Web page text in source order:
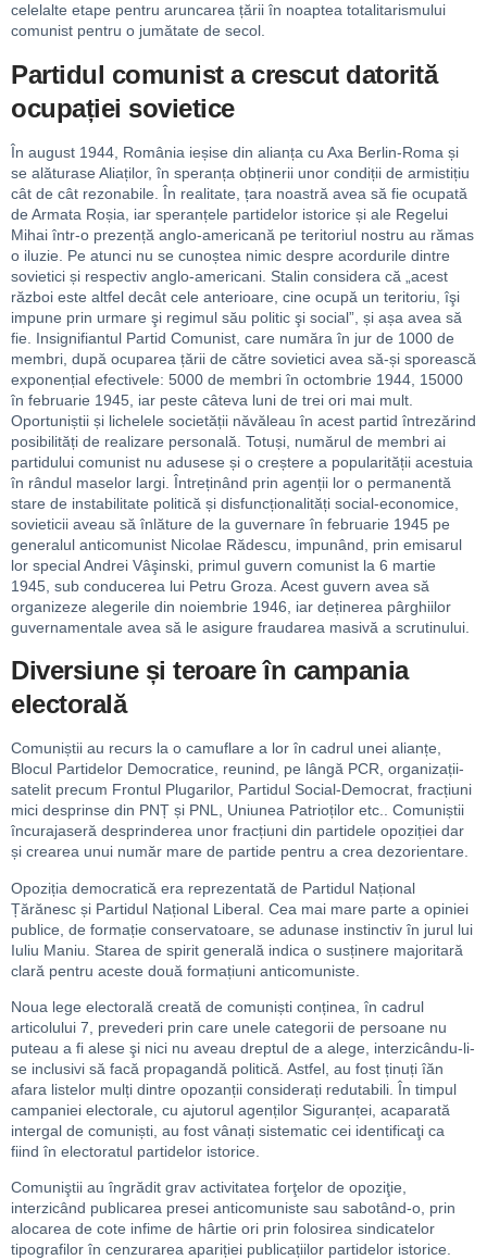
celelalte etape pentru aruncarea țării în noaptea totalitarismului
comunist pentru o jumătate de secol.
Partidul comunist a crescut datorită
ocupației sovietice
În august 1944, România ieșise din alianța cu Axa Berlin-Roma și
se alăturase Aliaților, în speranța obținerii unor condiții de armistițiu
cât de cât rezonabile. În realitate, țara noastră avea să fie ocupată
de Armata Roșia, iar speranțele partidelor istorice și ale Regelui
Mihai într-o prezență anglo-americană pe teritoriul nostru au rămas
o iluzie. Pe atunci nu se cunoștea nimic despre acordurile dintre
sovietici și respectiv anglo-americani. Stalin considera că „acest
război este altfel decât cele anterioare, cine ocupă un teritoriu, îşi
impune prin urmare şi regimul său politic şi social”, și așa avea să
fie. Insignifiantul Partid Comunist, care număra în jur de 1000 de
membri, după ocuparea țării de către sovietici avea să-și sporească
exponențial efectivele: 5000 de membri în octombrie 1944, 15000
în februarie 1945, iar peste câteva luni de trei ori mai mult.
Oportuniștii și lichelele societății năvăleau în acest partid întrezărind
posibilități de realizare personală. Totuși, numărul de membri ai
partidului comunist nu adusese și o creștere a popularității acestuia
în rândul maselor largi. Întreținând prin agenții lor o permanentă
stare de instabilitate politică și disfuncționalități social-economice,
sovieticii aveau să înlăture de la guvernare în februarie 1945 pe
generalul anticomunist Nicolae Rădescu, impunând, prin emisarul
lor special Andrei Vâşinski, primul guvern comunist la 6 martie
1945, sub conducerea lui Petru Groza. Acest guvern avea să
organizeze alegerile din noiembrie 1946, iar deținerea pârghiilor
guvernamentale avea să le asigure fraudarea masivă a scrutinului.
Diversiune și teroare în campania
electorală
Comuniștii au recurs la o camuflare a lor în cadrul unei alianțe,
Blocul Partidelor Democratice, reunind, pe lângă PCR, organizații-
satelit precum Frontul Plugarilor, Partidul Social-Democrat, fracțiuni
mici desprinse din PNȚ și PNL, Uniunea Patrioților etc.. Comuniștii
încurajaseră desprinderea unor fracțiuni din partidele opoziției dar
și crearea unui număr mare de partide pentru a crea dezorientare.
Opoziția democratică era reprezentată de Partidul Național
Țărănesc și Partidul Național Liberal. Cea mai mare parte a opiniei
publice, de formație conservatoare, se adunase instinctiv în jurul lui
Iuliu Maniu. Starea de spirit generală indica o susținere majoritară
clară pentru aceste două formațiuni anticomuniste.
Noua lege electorală creată de comuniști conținea, în cadrul
articolului 7, prevederi prin care unele categorii de persoane nu
puteau a fi alese şi nici nu aveau dreptul de a alege, interzicându-li-
se inclusivi să facă propagandă politică. Astfel, au fost ținuți îăn
afara listelor mulți dintre opozanții considerați redutabili. În timpul
campaniei electorale, cu ajutorul agenților Siguranței, acaparată
intergal de comuniști, au fost vânați sistematic cei identificaţi ca
fiind în electoratul partidelor istorice.
Comuniştii au îngrădit grav activitatea forţelor de opoziţie,
interzicând publicarea presei anticomuniste sau sabotând-o, prin
alocarea de cote infime de hârtie ori prin folosirea sindicatelor
tipografilor în cenzurarea apariției publicațiilor partidelor istorice.